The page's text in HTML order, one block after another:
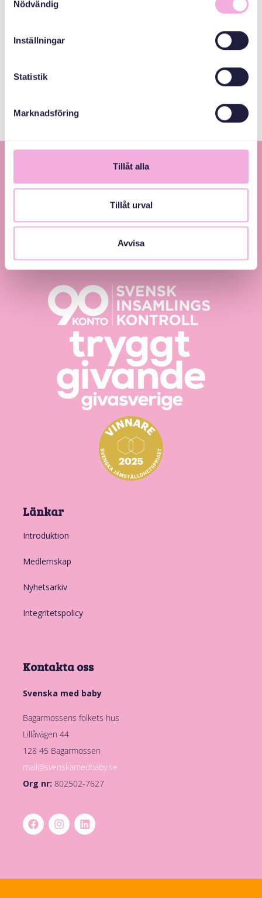
Nödvändig
Inställningar
Statistik
Marknadsföring
Tillåt alla
Tillåt urval
Avvisa
Svenska med baby – Föräldraträffar för jämlikhet
och inkludering.
Länkar
Introduktion
Medlemskap
Nyhetsarkiv
Integritetspolicy
Kontakta oss
Svenska med baby
Bagarmossens folkets hus
Lillåvägen 44
128 45 Bagarmossen
mail@svenskamedbaby.se
Org nr: 802502-7627